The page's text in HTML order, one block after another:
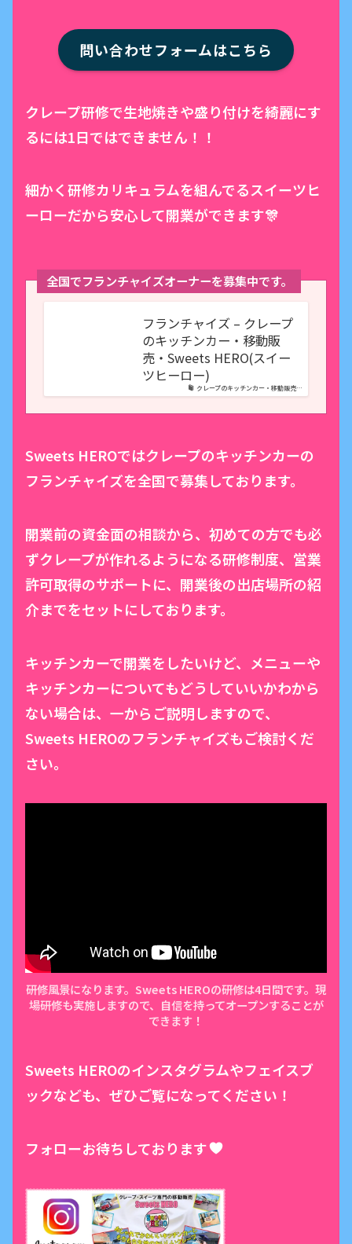
問い合わせフォームはこちら
クレープ研修で生地焼きや盛り付けを綺麗にす
るには1日ではできません！！
細かく研修カリキュラムを組んでるスイーツヒ
ーローだから安心して開業ができます🎊
全国でフランチャイズオーナーを募集中です。
クレープのキッチンカー・移動販売…
フランチャイズ – クレープ
のキッチンカー・移動販
売・Sweets HERO(スイー
ツヒーロー)
Sweets HEROではクレープのキッチンカーの
フランチャイズを全国で募集しております。
開業前の資金面の相談から、初めての方でも必
ずクレープが作れるようになる研修制度、営業
許可取得のサポートに、開業後の出店場所の紹
介までをセットにしております。
キッチンカーで開業をしたいけど、メニューや
キッチンカーについてもどうしていいかわから
ない場合は、一からご説明しますので、
Sweets HEROのフランチャイズもご検討くだ
さい。
研修風景になります。Sweets HEROの研修は4日間です。現
場研修も実施しますので、自信を持ってオープンすることが
できます！
Sweets HEROのインスタグラムやフェイスブ
ックなども、ぜひご覧になってください！
フォローお待ちしております